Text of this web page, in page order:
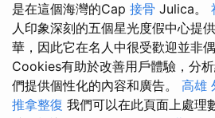
是在這個海灣的Cap 接骨 Julica。
人印象深刻的五個星光度假中心提
華，因此它在名人中很受歡迎並非
Cookies有助於改善用戶體驗，分
們提供個性化的內容和廣告。 高雄
推拿整復 我們可以在此頁面上處理